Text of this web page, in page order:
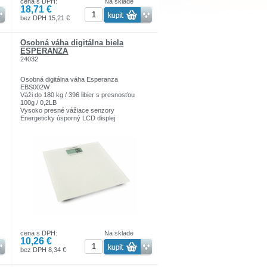
18,71 €
bez DPH 15,21 €
Osobná váha digitálna biela
ESPERANZA
24032
Osobná digitálna váha Esperanza
EBS002W
Váži do 180 kg / 396 libier s presnosťou
100g / 0,2LB
Vysoko presné vážiace senzory
Energeticky úsporný LCD displej
vyrobená z 6 mm tvrdeného skla bielej farby
Zapnutie funkciou klepnutia nohou
Automatické vypnutie
Indikácia slabej batérie
Signalizácia preťaženia
Napájanie 1x 3V batéria CR2032
Na sklade
cena s DPH:
10,26 €
bez DPH 8,34 €